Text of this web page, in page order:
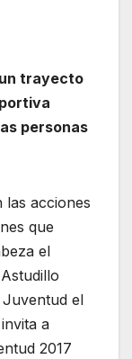
trayecto
personas
las acciones
que
el
el
a
2017